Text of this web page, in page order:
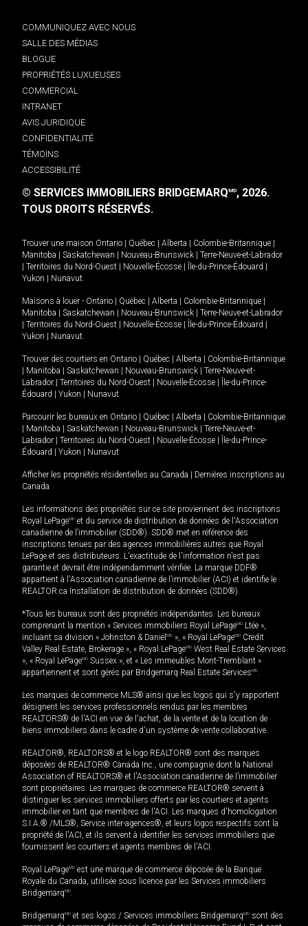
COMMUNIQUEZ AVEC NOUS
SALLE DES MÉDIAS
BLOGUE
PROPRIÉTÉS LUXUEUSES
COMMERCIAL
INTRANET
AVIS JURIDIQUE
CONFIDENTIALITÉ
TÉMOINS
ACCESSIBILITÉ
© SERVICES IMMOBILIERS BRIDGEMARQMD, 2026.
TOUS DROITS RÉSERVÉS.
Trouver une maison Ontario Québec Alberta Colombie-Britannique
Manitoba
Saskatchewan Nouveau-Brunswick
Terre-Neuve-et-Labrador
Territoires du Nord-Ouest Nouvelle-Écosse Île-du-Prince-Édouard
Yukon
Nunavut.
Maisons à louer - Ontario Québec Alberta Colombie-Britannique
Manitoba
Saskatchewan Nouveau-Brunswick
Terre-Neuve-et-Labrador
Territoires du Nord-Ouest Nouvelle-Écosse Île-du-Prince-Édouard
Yukon
Nunavut.
Trouver des courtiers en Ontario Québec Alberta
Colombie-Britannique
Manitoba Saskatchewan Nouveau-Brunswick
Terre-Neuve-et-
Labrador
Territoires du Nord-Ouest Nouvelle-Écosse
Île-du-Prince-
Édouard
Yukon Nunavut
Parcourir les bureaux en Ontario Québec Alberta
Colombie-Britannique
Manitoba Saskatchewan Nouveau-Brunswick
Terre-Neuve-et-
Labrador
Territoires du Nord-Ouest Nouvelle-Écosse
Île-du-Prince-
Édouard
Yukon Nunavut
Afficher les propriétés résidentielles au Canada
Dernières inscriptions au
Canada
Les informations des propriétés sur ce site proviennent des inscriptions
Royal LePageMD et du service de distribution de données de l'Association
canadienne de l’immobilier (SDD®). SDD® met en référence des
inscriptions tenues par des agences immobilières autres que Royal
LePage et ses distributeurs. L'exactitude de l'information n'est pas
garantie et devrait être indépendamment vérifiée. La marque DDF®
appartient à l'Association canadienne de l’immobilier (ACI) et identifie le
REALTOR.ca Installation de distribution de données (SDD®).
*Tous les bureaux sont des propriétés indépendantes. Les bureaux
comprenant la mention « Services immobiliers Royal LePageMD Ltée »,
incluant sa division « Johnston & Daniel MD », « Royal LePageMD Credit
Valley Real Estate, Brokerage », « Royal LePageMD West Real Estate Services
», « Royal LePageMD Sussex », et « Les immeubles Mont-Tremblant »
appartiennent et sont gérés par Bridgemarq Real Estate ServicesMD.
Les marques de commerce MLS® ainsi que les logos qui s'y rapportent
désignent les services professionnels rendus par les membres
REALTORS® de l'ACI en vue de l'achat, de la vente et de la location de
biens immobiliers dans le cadre d'un système de vente collaborative.
REALTOR®, REALTORS® et le logo REALTOR® sont des marques
déposées de REALTOR® Canada Inc., une compagnie dont la National
Association of REALTORS® et l'Association canadienne de l’immobilier
sont propriétaires. Les marques de commerce REALTOR® servent à
distinguer les services immobiliers offerts par les courtiers et agents
immobilier en tant que membres de l'ACI. Les marques d'homologation
S.I.A.® /MLS®, Service inter-agences®, et leurs logos respectifs sont la
propriété de l'ACI, et ils servent à identifier les services immobiliers que
fournissent les courtiers et agents membres de l'ACI.
Royal LePageMD est une marque de commerce déposée de la Banque
Royale du Canada, utilisée sous licence par les Services immobiliers
BridgemarqMD.
BridgemarqMD et ses logos / Services immobiliers BridgemarqMD sont des